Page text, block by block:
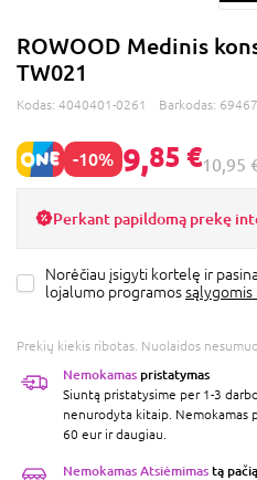
ROWOOD Medinis
TW021
Kodas: 4040401-0261 Barkodas:
-10% 9,85 €10,95
Perkant papildomą prekę
Norėčiau įsigyti kortelę ir
lojalumo programossąlygomis
Prekių kiekis ribotas. Nuolaidos
Nemokamas pristatymas
Siuntą pristatysime per 1-3
nenurodyta kitaip. Nemokamas
60 eur ir daugiau.
Nemokamas Atsiėmimas tą